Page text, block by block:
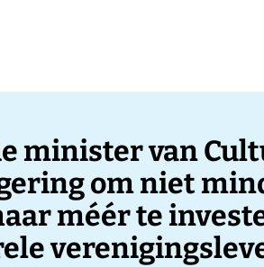
minister van
om niet
méér te